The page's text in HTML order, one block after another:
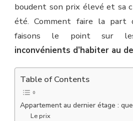
boudent son prix élevé et sa
été. Comment faire la part
faisons le point sur
inconvénients d’habiter au
Table of Contents
Appartement au dernier étage :
Le prix